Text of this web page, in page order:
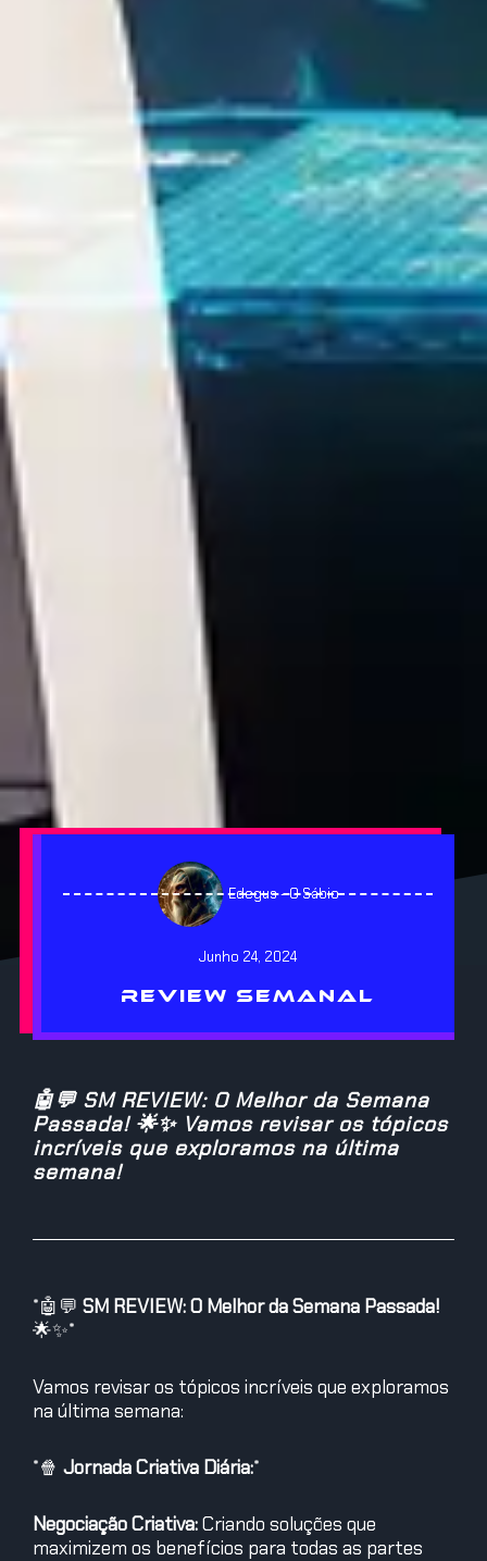
Edegus - O Sábio
Junho 24, 2024
REVIEW SEMANAL
🤖💬 SM REVIEW: O Melhor da Semana
Passada! 🌟✨ Vamos revisar os tópicos
incríveis que exploramos na última
semana!
*🤖 💬 SM REVIEW: O Melhor da Semana Passada!
🌟✨*
Vamos revisar os tópicos incríveis que exploramos
na última semana:
*🍿 Jornada Criativa Diária:*
Negociação Criativa:Criando soluções que
maximizem os benefícios para todas as partes